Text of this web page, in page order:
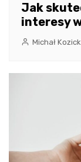
Jak
interesy
Michał